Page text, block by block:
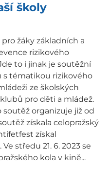
školy
žáky základních a
rizikového
to i jinak je soutěžní
s tématikou rizikového
ze školských
pro děti a mládež.
soutěž organizuje již od
získala celopražský
získal
středu 21. 6. 2023 se
kola v kině...